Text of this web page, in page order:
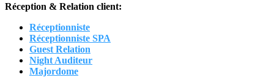
Réception & Relation client:
Réceptionniste
Réceptionniste SPA
Guest Relation
Night Auditeur
Majordome